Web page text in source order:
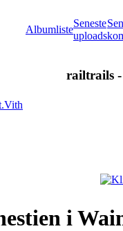
Albumliste
Seneste
uploads
railtrails
i